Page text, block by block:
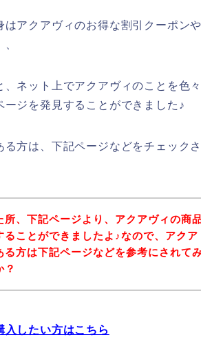
アクアヴィのお得な割引クーポン
ネット上でアクアヴィのことを色
ジを発見することができました♪
方は、下記ページなどをチェック
所、下記ページより、アクアヴィの商
ることができましたよ♪なので、アクア
る方は下記ページなどを参考にされて
？
入したい方はこちら